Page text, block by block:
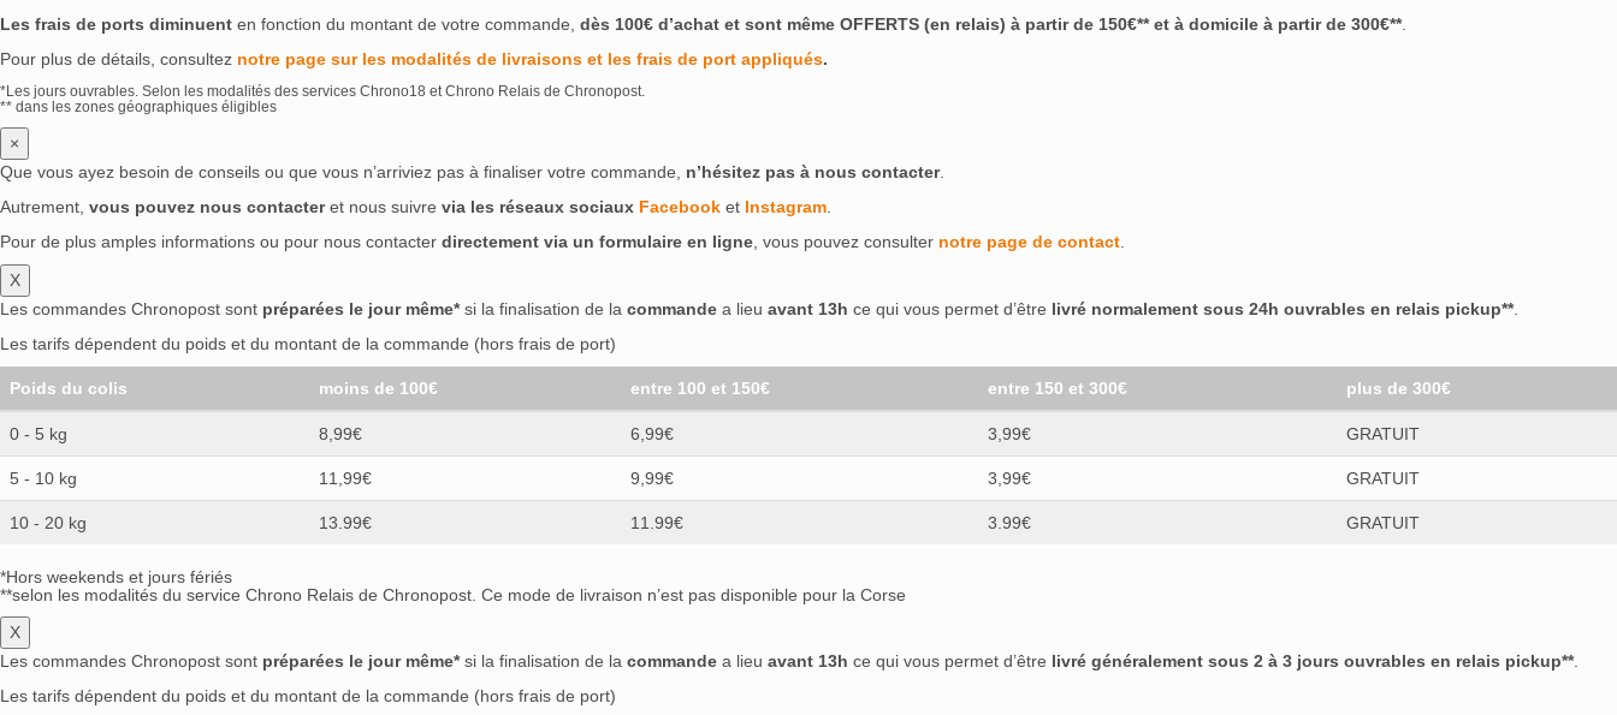
Les frais de ports diminuent en fonction du montant de votre commande, dès 100€ d’achat et sont même OFFERTS (en relais) à partir de 150€** et à domicile à partir de 300€**.
Pour plus de détails, consultez notre page sur les modalités de livraisons et les frais de port appliqués.
*Les jours ouvrables. Selon les modalités des services Chrono18 et Chrono Relais de Chronopost.
** dans les zones géographiques éligibles
×
Que vous ayez besoin de conseils ou que vous n’arriviez pas à finaliser votre commande, n’hésitez pas à nous contacter.
Autrement, vous pouvez nous contacteret nous suivre via les réseaux sociaux Facebook et Instagram
Pour de plus amples informations ou pour nous contacter directement via un formulaire en ligne , vous pouvez consulter notre page de contact
X
Les commandes Chronopost sont préparées le jour même*si la finalisation de la commande a lieu avant 13h ce qui vous permet d’être livré normalement sous 24h ouvrables en relais pickup**.
Les tarifs dépendent du poids et du montant de la commande (hors frais de port)
Poids du colis moins de 100€ entre 100 et 150€ entre 150 et 300€ plus de 300€
0 - 5 kg 8,99€ 6,99€ 3,99€ GRATUIT
5 - 10 kg 11,99€ 9,99€ 3,99€ GRATUIT
10 - 20 kg 13.99€ 11.99€ 3.99€ GRATUIT
*Hors weekends et jours fériés
**selon les modalités du service Chrono Relais de Chronopost. Ce mode de livraison n’est pas disponible pour la Corse
X
Les commandes Chronopost sont préparées le jour même*si la finalisation de la commande a lieu avant 13h ce qui vous permet d’être livré généralement sous 2 à 3 jours ouvrables en relais pickup**.
Les tarifs dépendent du poids et du montant de la commande (hors frais de port)